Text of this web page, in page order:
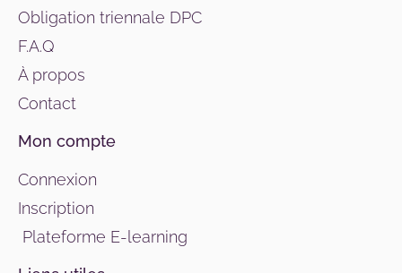
Obligation triennale DPC
F.A.Q
À propos
Contact
Mon compte
Connexion
Inscription
Plateforme E-learning